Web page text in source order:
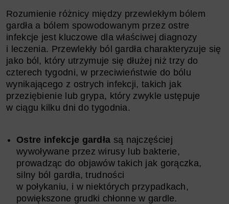
Rozumienie różnicy między przewlekłym bólem
gardła a bólem spowodowanym przez ostre
infekcje jest kluczowe dla właściwej diagnozy
i leczenia. Przewlekły ból gardła charakteryzuje się
jako ból, który utrzymuje się dłużej niż trzy do
czterech tygodni, w przeciwieństwie do bólu
wynikającego z ostrych infekcji, takich jak
przeziębienie lub grypa, który zwykle ustępuje
w ciągu kilku dni do tygodnia.
Ostre infekcje gardła są najczęściej
wywoływane przez wirusy lub bakterie,
prowadząc do objawów takich jak gorączka,
silny ból gardła, trudności
w połykaniu, i w niektórych przypadkach,
powiększone grudki chłonne w gardle.